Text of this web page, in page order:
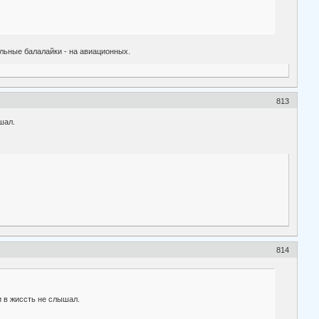
балалайки - на авиационных.
813
814
жиссть не слышал.